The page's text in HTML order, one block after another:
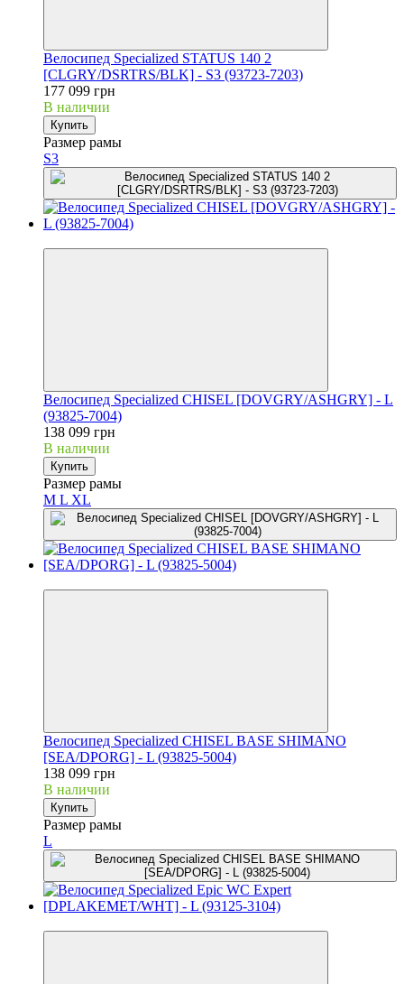
Велосипед Specialized STATUS 140 2
[CLGRY/DSRTRS/BLK] - S3 (93723-7203)
177 099 грн
В наличии
Купить
Размер рамы
S3
Велосипед Specialized CHISEL [DOVGRY/ASHGRY] - L
(93825-7004)
138 099 грн
В наличии
Купить
Размер рамы
M L XL
Велосипед Specialized CHISEL BASE SHIMANO
[SEA/DPORG] - L (93825-5004)
138 099 грн
В наличии
Купить
Размер рамы
L